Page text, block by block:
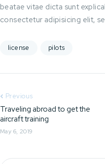
beatae vitae dicta sunt
consectetur adipisicing elit,
license pilots
Previous
Traveling abroad to get the
aircraft training
May 6, 2019